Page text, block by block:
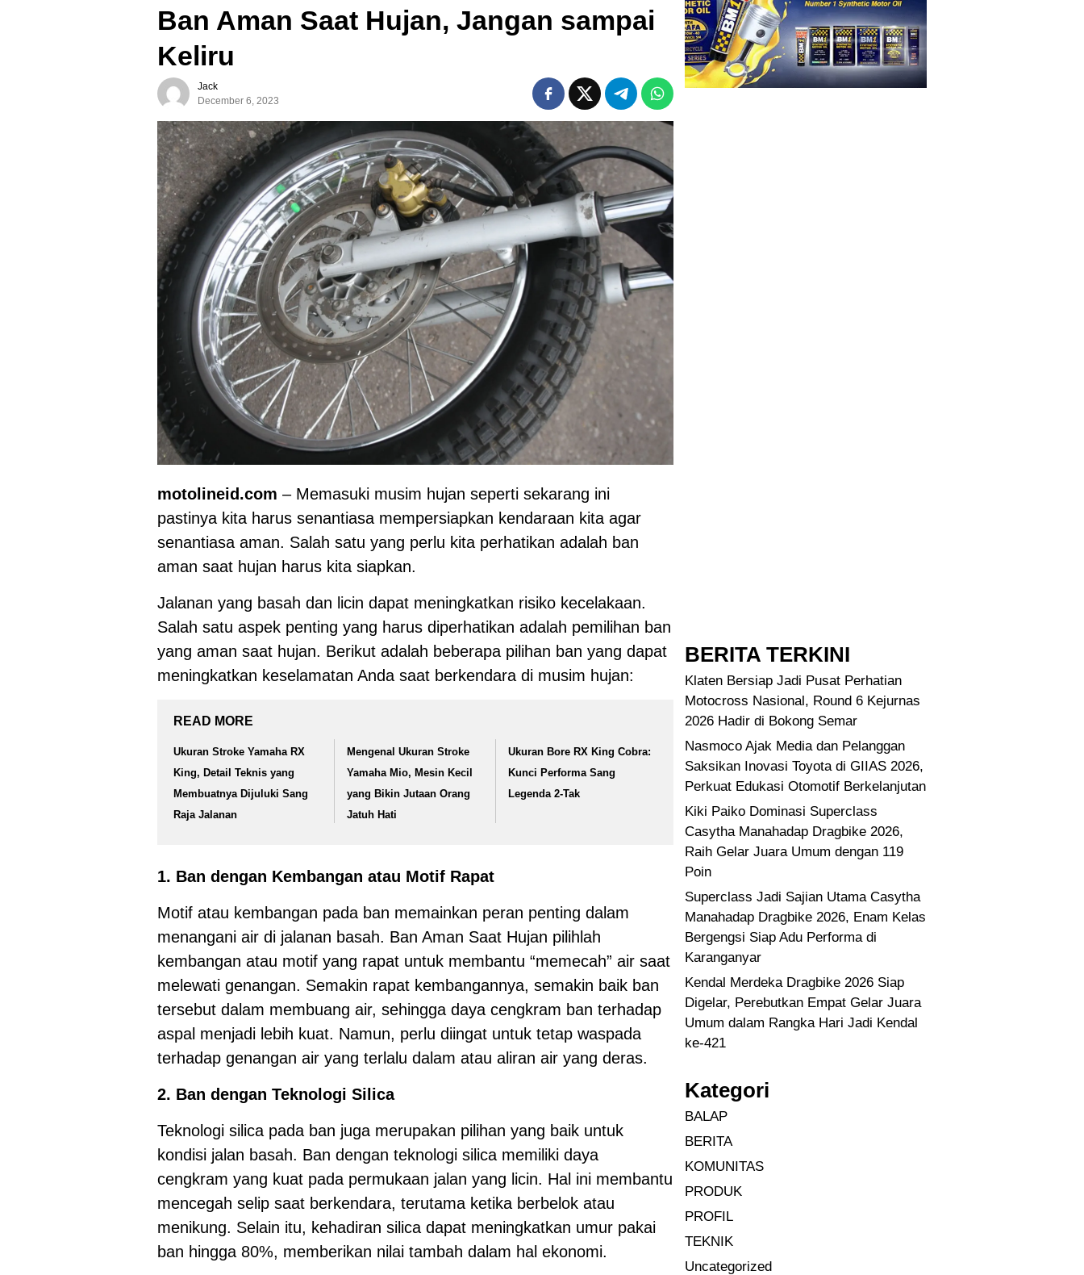
Ban Aman Saat Hujan, Jangan sampai
Keliru
Jack
December 6, 2023
motolineid.com – Memasuki musim hujan seperti sekarang ini
pastinya kita harus senantiasa mempersiapkan kendaraan kita agar
senantiasa aman. Salah satu yang perlu kita perhatikan adalah ban
aman saat hujan harus kita siapkan.
Jalanan yang basah dan licin dapat meningkatkan risiko kecelakaan.
Salah satu aspek penting yang harus diperhatikan adalah pemilihan ban
yang aman saat hujan. Berikut adalah beberapa pilihan ban yang dapat
meningkatkan keselamatan Anda saat berkendara di musim hujan:
READ MORE
Ukuran Stroke Yamaha RX
King, Detail Teknis yang
Membuatnya Dijuluki Sang
Raja Jalanan
Mengenal Ukuran Stroke
Yamaha Mio, Mesin Kecil
yang Bikin Jutaan Orang
Jatuh Hati
Ukuran Bore RX King Cobra:
Kunci Performa Sang
Legenda 2-Tak
1. Ban dengan Kembangan atau Motif Rapat
Motif atau kembangan pada ban memainkan peran penting dalam
menangani air di jalanan basah. Ban Aman Saat Hujan pilihlah
kembangan atau motif yang rapat untuk membantu “memecah” air saat
melewati genangan. Semakin rapat kembangannya, semakin baik ban
tersebut dalam membuang air, sehingga daya cengkram ban terhadap
aspal menjadi lebih kuat. Namun, perlu diingat untuk tetap waspada
terhadap genangan air yang terlalu dalam atau aliran air yang deras.
2. Ban dengan Teknologi Silica
Teknologi silica pada ban juga merupakan pilihan yang baik untuk
kondisi jalan basah. Ban dengan teknologi silica memiliki daya
cengkram yang kuat pada permukaan jalan yang licin. Hal ini membantu
mencegah selip saat berkendara, terutama ketika berbelok atau
menikung. Selain itu, kehadiran silica dapat meningkatkan umur pakai
ban hingga 80%, memberikan nilai tambah dalam hal ekonomi.
BERITA TERKINI
Klaten Bersiap Jadi Pusat Perhatian
Motocross Nasional, Round 6 Kejurnas
2026 Hadir di Bokong Semar
Nasmoco Ajak Media dan Pelanggan
Saksikan Inovasi Toyota di GIIAS 2026,
Perkuat Edukasi Otomotif Berkelanjutan
Kiki Paiko Dominasi Superclass
Casytha Manahadap Dragbike 2026,
Raih Gelar Juara Umum dengan 119
Poin
Superclass Jadi Sajian Utama Casytha
Manahadap Dragbike 2026, Enam Kelas
Bergengsi Siap Adu Performa di
Karanganyar
Kendal Merdeka Dragbike 2026 Siap
Digelar, Perebutkan Empat Gelar Juara
Umum dalam Rangka Hari Jadi Kendal
ke-421
Kategori
BALAP
BERITA
KOMUNITAS
PRODUK
PROFIL
TEKNIK
Uncategorized